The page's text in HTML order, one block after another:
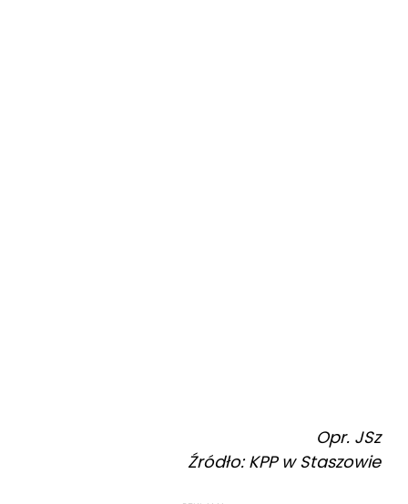
Opr. JSz
Źródło: KPP w Staszowie